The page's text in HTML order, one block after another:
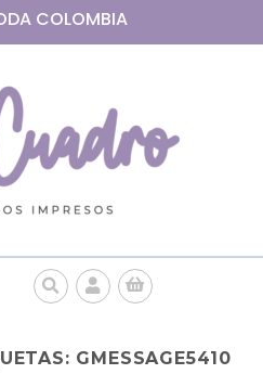
COLOMBIA
GMESSAGE5410